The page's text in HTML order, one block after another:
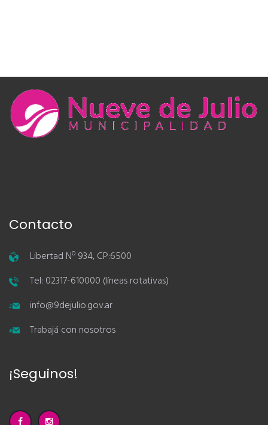
Contacto
Libertad Nº 934, CP:6500
Tel: 02317-610000 (líneas rotativas)
info@9dejulio.gov.ar
Trabajá con nosotros
¡Seguinos!